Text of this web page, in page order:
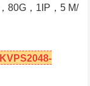
80G，1IP，5 M/